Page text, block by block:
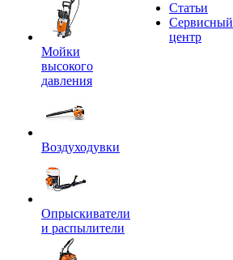
Мойки
высокого
давления
Воздуходувки
Опрыскиватели
и распылители
Статьи
Сервисный
центр